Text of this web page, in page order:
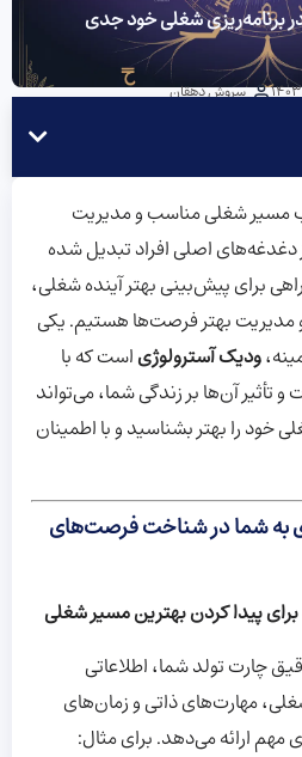
برنامه‌ریزی شغلی خود جدی
سروش دهقان
مسیر شغلی مناسب و مدیریت
اصلی افراد تبدیل شده
برای پیش‌بینی بهتر آینده شغلی،
بهتر فرصت‌ها هستیم. یکی
ودیک آسترولوژیاست که با
آن‌ها بر زندگی شما، می‌تواند
خود را بهتر بشناسید و با اطمینان
به شما در شناخت فرصت‌های
پیدا کردن بهترین مسیر شغلی
چارت تولد شما، اطلاعاتی
مهارت‌های ذاتی و زمان‌های
ارائه می‌دهد. برای مثال: